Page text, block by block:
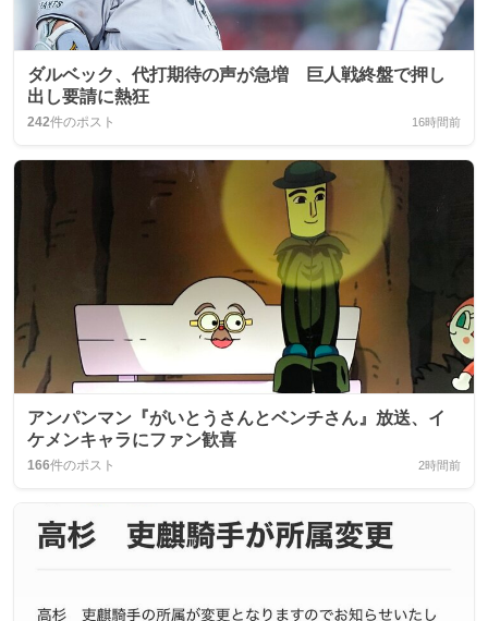
ダルベック、代打期待の声が急増 巨人戦終盤で押し
出し要請に熱狂
242件のポスト 16時間前
アンパンマン『がいとうさんとベンチさん』放送、イ
ケメンキャラにファン歓喜
166件のポスト 2時間前